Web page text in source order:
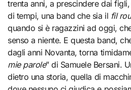
trenta anni, a prescindere dai
di tempi, una band che sia il fil
quando si è ragazzini ad oggi,
senso a niente. E questa band,
dagli anni Novanta, torna
mie parole” di Samuele Bersani.
dietro una storia, quella di